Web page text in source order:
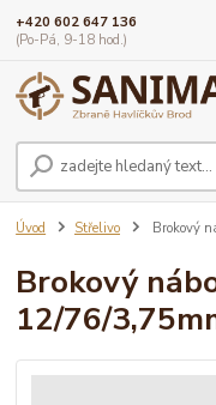
+420 602 647 136
(Po-Pá, 9-18 hod.)
Úvod Střelivo Brokový
Brokový
12/76/